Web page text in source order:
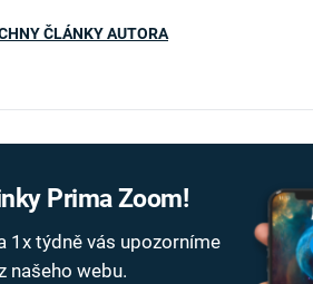
ČLÁNKY AUTORA
Prima Zoom!
1x týdně vás upozorníme
našeho webu.